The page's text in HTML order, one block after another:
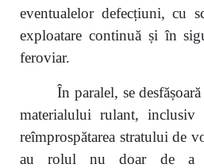
eventualelor defecțiuni, cu
exploatare continuă și în
feroviar.
În paralel, se
materialului rulant, inclusiv
reîmprospătarea stratului de
au rolul nu doar de a